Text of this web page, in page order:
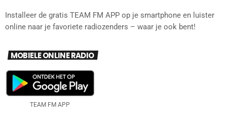
Installeer de gratis TEAM FM APP op je smartphone en luister
online naar je favoriete radiozenders – waar je ook bent!
MOBIELE ONLINE RADIO
TEAM FM APP